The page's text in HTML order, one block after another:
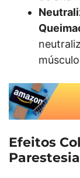
Efeitos
Parestesia